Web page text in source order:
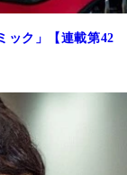
ック」【連載第42